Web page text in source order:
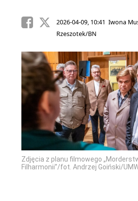
2026-04-09, 10:41 Iwona
Rzeszotek/BN
Zdjęcia z planu filmowego
Filharmonii”/fot. Andrzej Goiński/